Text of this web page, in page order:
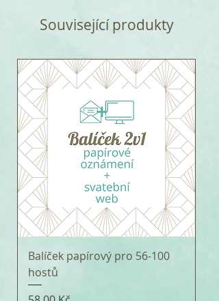
Související produkty
Balíček papírový pro 56-100
hostů